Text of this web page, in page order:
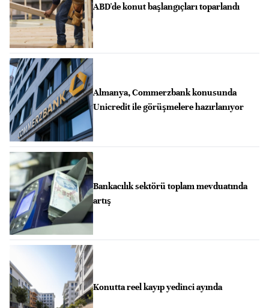
ABD'de konut başlangıçları toparlandı
Almanya, Commerzbank konusunda
Unicredit ile görüşmelere hazırlanıyor
Bankacılık sektörü toplam mevduatında
artış
Konutta reel kayıp yedinci ayında